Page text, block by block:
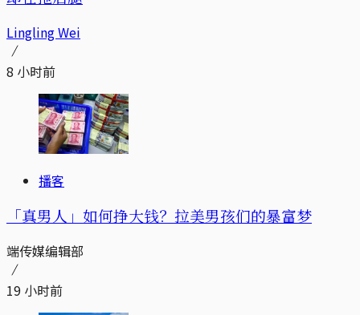
Lingling Wei
8 小时前
播客
「真男人」如何挣大钱？拉美男孩们的暴富梦
端传媒编辑部
19 小时前